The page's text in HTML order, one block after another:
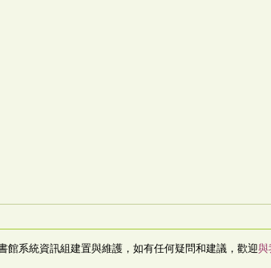
館系統資訊組建置與維護，如有任何疑問和建議，歡迎與